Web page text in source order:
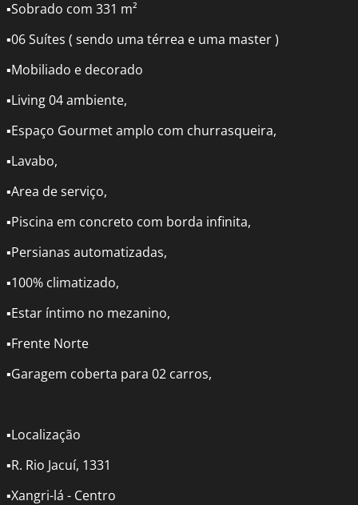
▪️Sobrado com 331 m²
▪️06 Suítes ( sendo uma térrea e uma master )
▪️Mobiliado e decorado
▪️Living 04 ambiente,
▪️Espaço Gourmet amplo com churrasqueira,
▪️Lavabo,
▪️Area de serviço,
▪️Piscina em concreto com borda infinita,
▪️Persianas automatizadas,
▪️100% climatizado,
▪️Estar íntimo no mezanino,
▪️Frente Norte
▪️Garagem coberta para 02 carros,
▪️Localização
▪️R. Rio Jacuí, 1331
▪️Xangri-lá - Centro